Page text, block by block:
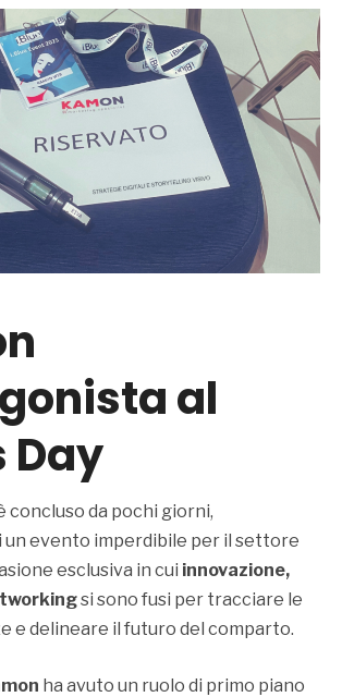
al
Day
concluso da pochi giorni,
un evento imperdibile per il settore
esclusiva in cui innovazione,
si sono fusi per tracciare le
e delineare il futuro del comparto.
ha avuto un ruolo di primo piano